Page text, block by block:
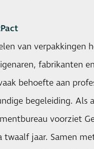
van verpakkingen
fabrikanten en
behoefte aan
begeleiding. Als
voorziet
twaalf jaar. Samen